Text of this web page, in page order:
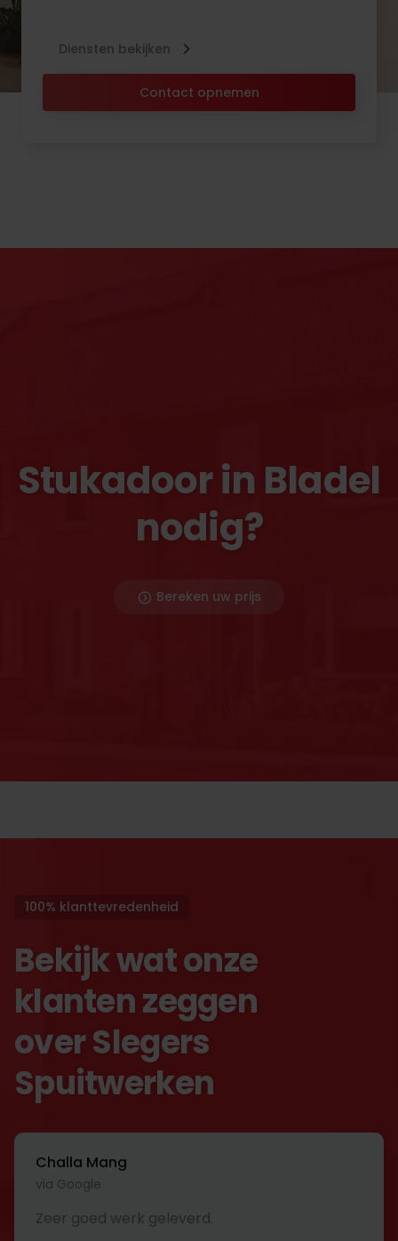
Contact opnemen
Diensten bekijken
Stukadoor in Bladel
nodig?
Bereken uw prijs
100% klanttevredenheid
Bekijk wat onze
klanten zeggen
over Slegers
Spuitwerken
Challa Mang
via Google
Zeer goed werk geleverd.